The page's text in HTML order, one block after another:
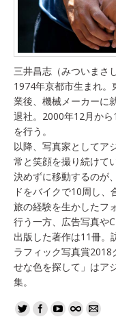
三井昌志（みついまさし
1974年京都市生まれ
業後、機械メーカーに
退社。2000年12月か
を行う。
以降、写真家としてア
常と笑顔を撮り続けて
決めずに移動するのが
ドをバイクで10周し、
旅の経験を生かしたフ
行う一方、広告写真や
出版した著作は11冊。
ラフィック写真賞
せな色を探して」はア
集。